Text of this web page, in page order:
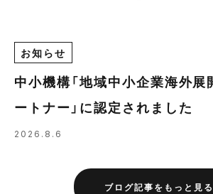
お知らせ
中小機構「地域中小企業海外展
ートナー」に認定されました
2026.8.6
ブログ記事をもっと見る